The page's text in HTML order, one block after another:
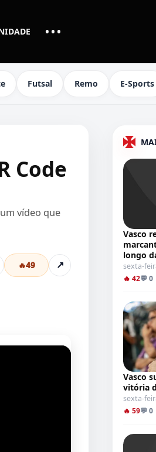
•••MAIS LINKS DO MENU
Futsal Remo E-Sports
Code
vídeo que
🔥49 ↗
Vasco
longo
sexta-
🔥 42💬 0
Vasco
vitória
sexta-
🔥 59💬 0